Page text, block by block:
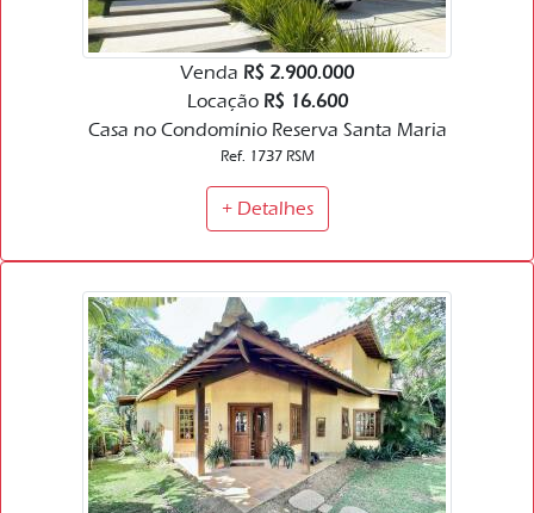
Venda R$ 2.900.000
Locação R$ 16.600
Casa no Condomínio Reserva Santa Maria
Ref. 1737 RSM
+ Detalhes